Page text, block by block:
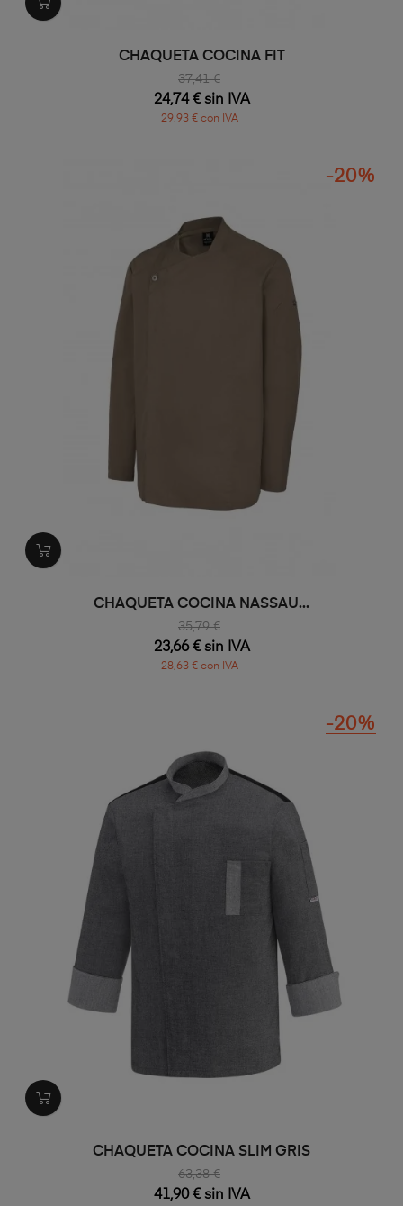
CHAQUETA COCINA FIT
37,41 €
24,74 € sin IVA
29,93 € con IVA
CHAQUETA COCINA NASSAU...
35,79 €
-20%
23,66 € sin IVA
28,63 € con IVA
CHAQUETA COCINA SLIM GRIS
63,38 €
-20%
41,90 € sin IVA